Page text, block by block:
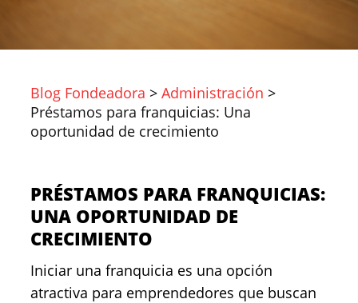
Blog Fondeadora > Administración >
Préstamos para franquicias: Una
oportunidad de crecimiento
PRÉSTAMOS PARA FRANQUICIAS:
UNA OPORTUNIDAD DE
CRECIMIENTO
Iniciar una franquicia es una opción
atractiva para emprendedores que buscan